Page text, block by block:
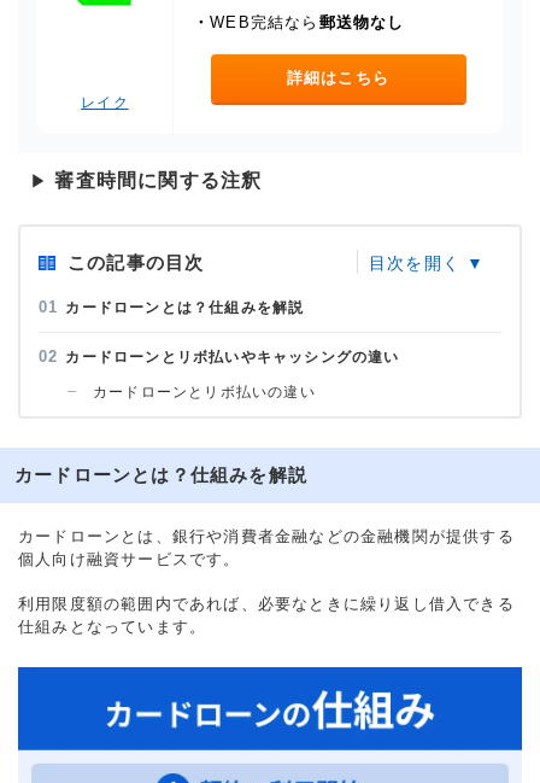
レイク
・WEB完結なら 郵送物なし
詳細はこちら
▶ 審査時間に関する注釈
この記事の目次
カードローンとは？仕組みを解説
カードローンとリボ払いやキャッシングの違い
カードローンとリボ払いの違い
カードローンとは？仕組みを解説
カードローンとは、銀行や消費者金融などの金融機関が提供する
個人向け融資サービスです。
利用限度額の範囲内であれば、必要なときに繰り返し借入できる
仕組みとなっています。